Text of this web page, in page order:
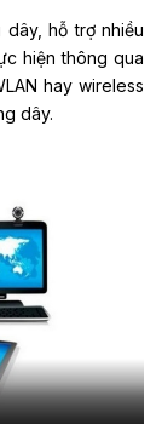
hỗ trợ nhiều
hiện thông qua
hay wireless
dây.